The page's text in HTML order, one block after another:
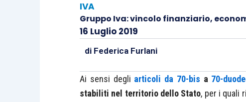
IVA
Gruppo Iva: vincolo finanziario,
16 Luglio 2019
di Federica Furlani
Ai sensi degli articoli da 70-bis a 70-
stabiliti nel territorio dello Stato, per i quali